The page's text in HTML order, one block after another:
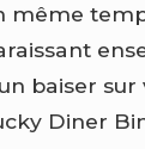
même
baiser sur
Diner